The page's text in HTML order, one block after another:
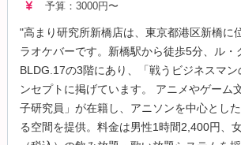
予算：3000円〜
"高まり研究所新橋店は、東京都港区新橋に
ラオケバーです。新橋駅から徒歩5分、ル・
BLDG.17の3階にあり、「戦うビジネスマン
ンセプトに掲げています。 アニメやゲーム
子研究員」が在籍し、アニソンを中心とし
る空間を提供。料金は男性1時間2,400円、